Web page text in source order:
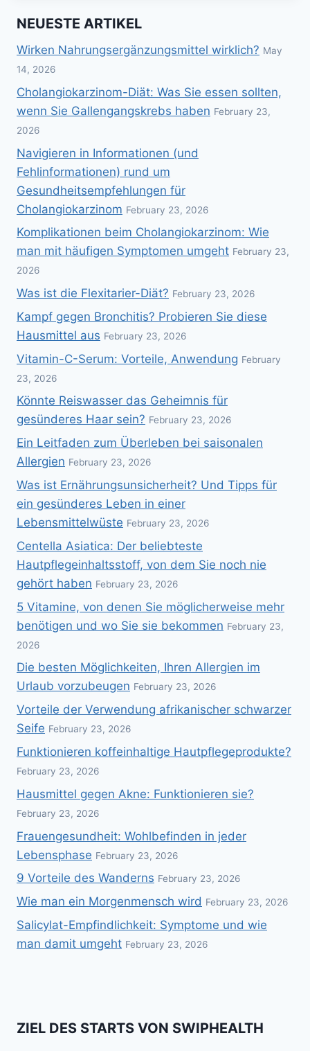
NEUESTE ARTIKEL
Wirken Nahrungsergänzungsmittel wirklich? May
14, 2026
Cholangiokarzinom-Diät: Was Sie essen sollten,
wenn Sie Gallengangskrebs haben February 23,
2026
Navigieren in Informationen (und
Fehlinformationen) rund um
Gesundheitsempfehlungen für
Cholangiokarzinom February 23, 2026
Komplikationen beim Cholangiokarzinom: Wie
man mit häufigen Symptomen umgeht February 23,
2026
Was ist die Flexitarier-Diät? February 23, 2026
Kampf gegen Bronchitis? Probieren Sie diese
Hausmittel aus February 23, 2026
Vitamin-C-Serum: Vorteile, Anwendung February
23, 2026
Könnte Reiswasser das Geheimnis für
gesünderes Haar sein? February 23, 2026
Ein Leitfaden zum Überleben bei saisonalen
Allergien February 23, 2026
Was ist Ernährungsunsicherheit? Und Tipps für
ein gesünderes Leben in einer
Lebensmittelwüste February 23, 2026
Centella Asiatica: Der beliebteste
Hautpflegeinhaltsstoff, von dem Sie noch nie
gehört haben February 23, 2026
5 Vitamine, von denen Sie möglicherweise mehr
benötigen und wo Sie sie bekommen February 23,
2026
Die besten Möglichkeiten, Ihren Allergien im
Urlaub vorzubeugen February 23, 2026
Vorteile der Verwendung afrikanischer schwarzer
Seife February 23, 2026
Funktionieren koffeinhaltige Hautpflegeprodukte?
February 23, 2026
Hausmittel gegen Akne: Funktionieren sie?
February 23, 2026
Frauengesundheit: Wohlbefinden in jeder
Lebensphase February 23, 2026
9 Vorteile des Wanderns February 23, 2026
Wie man ein Morgenmensch wird February 23, 2026
Salicylat-Empfindlichkeit: Symptome und wie
man damit umgeht February 23, 2026
ZIEL DES STARTS VON SWIPHEALTH